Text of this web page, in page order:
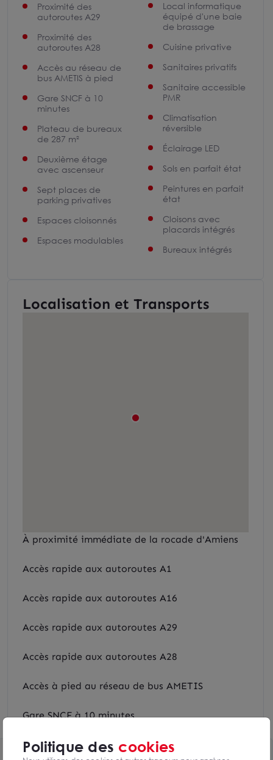
Proximité des
autoroutes A29
Proximité des
autoroutes A28
Accès au réseau de
bus AMETIS à pied
Gare SNCF à 10
minutes
Plateau de bureaux
de 287 m²
Deuxième étage
avec ascenseur
Sept places de
parking privatives
Espaces cloisonnés
Espaces modulables
Local informatique
équipé d'une baie
de brassage
Cuisine privative
Sanitaires privatifs
Sanitaire accessible
PMR
Climatisation
réversible
Éclairage LED
Sols en parfait état
Peintures en parfait
état
Cloisons avec
placards intégrés
Bureaux intégrés
Localisation et Transports
À proximité immédiate de la rocade d'Amiens
Accès rapide aux autoroutes A1
Accès rapide aux autoroutes A16
Accès rapide aux autoroutes A29
Accès rapide aux autoroutes A28
Accès à pied au réseau de bus AMETIS
Gare SNCF à 10 minutes
Politique des cookies